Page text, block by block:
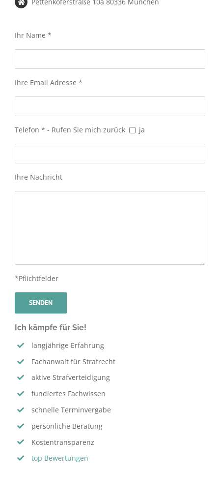
Ihr Name *
Ihre Email Adresse *
Telefon * - Rufen Sie mich zurück ja
Ihre Nachricht
*Pflichtfelder
Ich kämpfe für Sie!
langjährige Erfahrung
Fachanwalt für Strafrecht
aktive Strafverteidigung
fundiertes Fachwissen
schnelle Terminvergabe
persönliche Beratung
Kostentransparenz
top Bewertungen